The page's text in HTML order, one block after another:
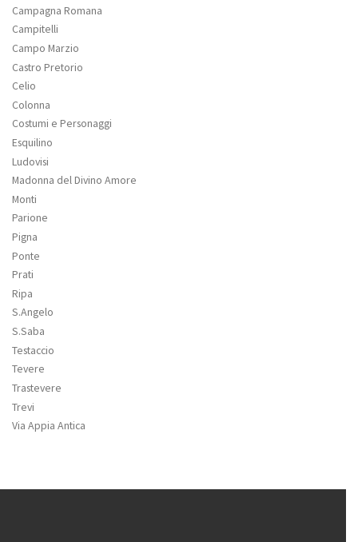
Campagna Romana
Campitelli
Campo Marzio
Castro Pretorio
Celio
Colonna
Costumi e Personaggi
Esquilino
Ludovisi
Madonna del Divino Amore
Monti
Parione
Pigna
Ponte
Prati
Ripa
S.Angelo
S.Saba
Testaccio
Tevere
Trastevere
Trevi
Via Appia Antica